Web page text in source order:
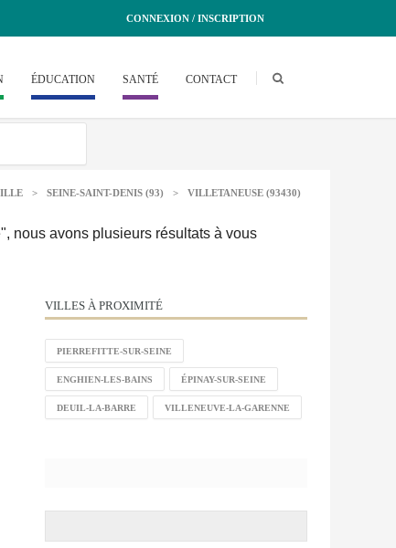
CONNEXION / INSCRIPTION
ÉDUCATION SANTÉ CONTACT
> SEINE-SAINT-DENIS (93) > VILLETANEUSE (93430)
nous avons plusieurs résultats à vous
VILLES À PROXIMITÉ
PIERREFITTE-SUR-SEINE
ENGHIEN-LES-BAINS ÉPINAY-SUR-SEINE
DEUIL-LA-BARRE VILLENEUVE-LA-GARENNE